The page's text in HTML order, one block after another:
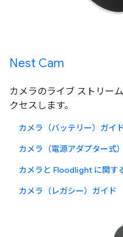
Nest Cam
カメラのライブ ストリー
クセスします。
カメラ（バッテリー）ガイ
カメラ（電源アダプター式
カメラと Floodlight に関す
カメラ（レガシー）ガイド